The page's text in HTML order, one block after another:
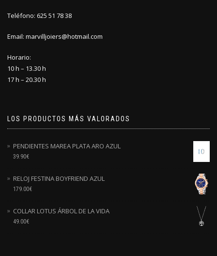
Teléfono: 625 51 78 38
Email: marvilljoiers@hotmail.com
Horario:
10 h – 13.30 h
17 h – 20.30 h
LOS PRODUCTOS MÁS VALORADOS
PENDIENTES MAREA PLATA ARO AZUL
39.90€
RELOJ FESTINA BOYFRIEND AZUL
179.00€
COLLAR LOTUS ÁRBOL DE LA VIDA
49.00€